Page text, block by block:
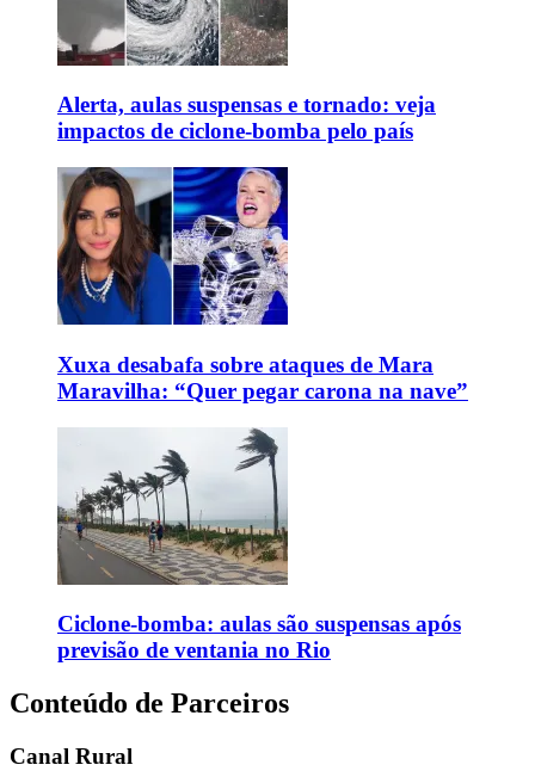
Alerta, aulas suspensas e tornado: veja
impactos de ciclone-bomba pelo país
Xuxa desabafa sobre ataques de Mara
Maravilha: “Quer pegar carona na nave”
Ciclone-bomba: aulas são suspensas após
previsão de ventania no Rio
Conteúdo de Parceiros
Canal Rural